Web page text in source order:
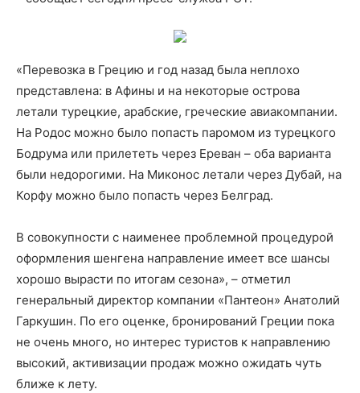
«Перевозка в Грецию и год назад была неплохо
представлена: в Афины и на некоторые острова
летали турецкие, арабские, греческие авиакомпании.
На Родос можно было попасть паромом из турецкого
Бодрума или прилететь через Ереван – оба варианта
были недорогими. На Миконос летали через Дубай, на
Корфу можно было попасть через Белград.
В совокупности с наименее проблемной процедурой
оформления шенгена направление имеет все шансы
хорошо вырасти по итогам сезона», – отметил
генеральный директор компании «Пантеон» Анатолий
Гаркушин. По его оценке, бронирований Греции пока
не очень много, но интерес туристов к направлению
высокий, активизации продаж можно ожидать чуть
ближе к лету.